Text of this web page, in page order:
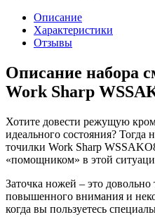
Описание
Характеристики
Отзывы
Описание набора
Work Sharp
Хотите довести режущую
идеального состояния? Тогда
точилки Work Sharp
«помощником» в этой
Заточка ножей – это
повышенного внимания и
когда вы пользуетесь